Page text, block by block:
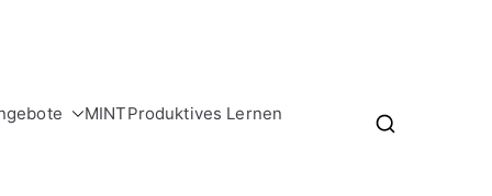
MINTProduktives Lernen